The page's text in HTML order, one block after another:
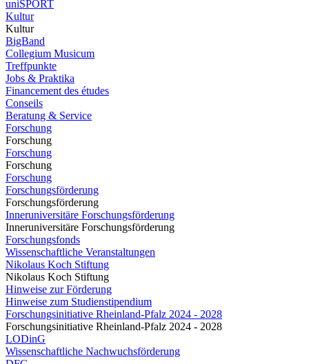
uniSPORT
Kultur
Kultur
BigBand
Collegium Musicum
Treffpunkte
Jobs & Praktika
Financement des études
Conseils
Beratung & Service
Forschung
Forschung
Forschung
Forschung
Forschung
Forschungsförderung
Forschungsförderung
Inneruniversitäre Forschungsförderung
Inneruniversitäre Forschungsförderung
Forschungsfonds
Wissenschaftliche Veranstaltungen
Nikolaus Koch Stiftung
Nikolaus Koch Stiftung
Hinweise zur Förderung
Hinweise zum Studienstipendium
Forschungsinitiative Rheinland-Pfalz 2024 - 2028
Forschungsinitiative Rheinland-Pfalz 2024 - 2028
LODinG
Wissenschaftliche Nachwuchsförderung